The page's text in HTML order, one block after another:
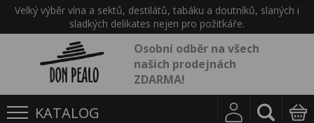
Velký výběr vína a sektů, destilátů, tabáku a doutníků, slaných i
sladkých delikates nejen pro požitkáře.
Osobní odběr na všech
našich prodejnách
ZDARMA!
KATALOG